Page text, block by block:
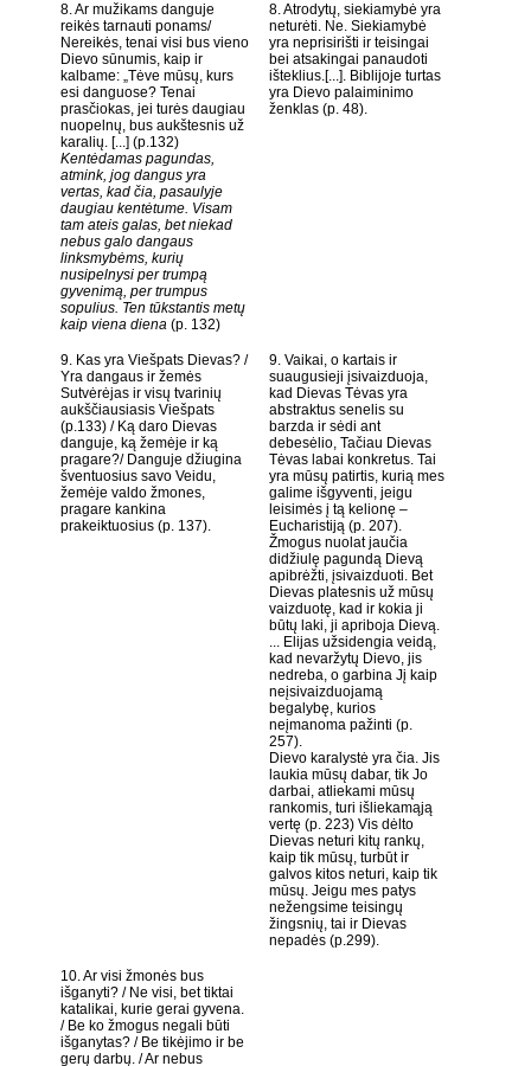
8. Ar mužikams danguje
reikės tarnauti ponams/
Nereikės, tenai visi bus vieno
Dievo sūnumis, kaip ir
kalbame: „Tėve mūsų, kurs
esi danguose? Tenai
prasčiokas, jei turės daugiau
nuopelnų, bus aukštesnis už
karalių. [...] (p.132)
Kentėdamas pagundas,
atmink, jog dangus yra
vertas, kad čia, pasaulyje
daugiau kentėtume. Visam
tam ateis galas, bet niekad
nebus galo dangaus
linksmybėms, kurių
nusipelnysi per trumpą
gyvenimą, per trumpus
sopulius. Ten tūkstantis metų
kaip viena diena (p. 132)
8. Atrodytų, siekiamybė yra
neturėti. Ne. Siekiamybė
yra neprisirišti ir teisingai
bei atsakingai panaudoti
išteklius.[...]. Biblijoje turtas
yra Dievo palaiminimo
ženklas (p. 48).
9. Kas yra Viešpats Dievas? /
Yra dangaus ir žemės
Sutvėrėjas ir visų tvarinių
aukščiausiasis Viešpats
(p.133) / Ką daro Dievas
danguje, ką žemėje ir ką
pragare?/ Danguje džiugina
šventuosius savo Veidu,
žemėje valdo žmones,
pragare kankina
prakeiktuosius (p. 137).
9. Vaikai, o kartais ir
suaugusieji įsivaizduoja,
kad Dievas Tėvas yra
abstraktus senelis su
barzda ir sėdi ant
debesėlio, Tačiau Dievas
Tėvas labai konkretus. Tai
yra mūsų patirtis, kurią mes
galime išgyventi, jeigu
leisimės į tą kelionę –
Eucharistiją (p. 207).
Žmogus nuolat jaučia
didžiulę pagundą Dievą
apibrėžti, įsivaizduoti. Bet
Dievas platesnis už mūsų
vaizduotę, kad ir kokia ji
būtų laki, ji apriboja Dievą.
... Elijas užsidengia veidą,
kad nevaržytų Dievo, jis
nedreba, o garbina Jį kaip
neįsivaizduojamą
begalybę, kurios
neįmanoma pažinti (p.
257).
Dievo karalystė yra čia. Jis
laukia mūsų dabar, tik Jo
darbai, atliekami mūsų
rankomis, turi išliekamąją
vertę (p. 223) Vis dėlto
Dievas neturi kitų rankų,
kaip tik mūsų, turbūt ir
galvos kitos neturi, kaip tik
mūsų. Jeigu mes patys
nežengsime teisingų
žingsnių, tai ir Dievas
nepadės (p.299).
10. Ar visi žmonės bus
išganyti? / Ne visi, bet tiktai
katalikai, kurie gerai gyvena.
/ Be ko žmogus negali būti
išganytas? / Be tikėjimo ir be
gerų darbų. / Ar nebus